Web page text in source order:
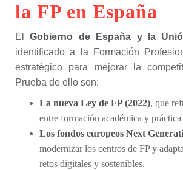
la FP en España
ElGobierno de España y la
identificado a la Formación
estratégico para mejorar la
Prueba de ello son:
La nueva Ley de FP (2022), que
entre formación académica y práctica
Los fondos europeos Next
modernizar los centros de FP y
retos digitales y sostenibles.